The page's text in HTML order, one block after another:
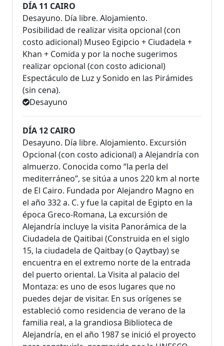
DÍA 11 CAIRO
Desayuno. Día libre. Alojamiento.
Posibilidad de realizar visita opcional (con
costo adicional) Museo Egipcio + Ciudadela +
Khan + Comida y por la noche sugerimos
realizar opcional (con costo adicional)
Espectáculo de Luz y Sonido en las Pirámides
(sin cena).
Desayuno
DÍA 12 CAIRO
Desayuno. Día libre. Alojamiento. Excursión
Opcional (con costo adicional) a Alejandría con
almuerzo. Conocida como “la perla del
mediterráneo”, se sitúa a unos 220 km al norte
de El Cairo. Fundada por Alejandro Magno en
el año 332 a. C. y fue la capital de Egipto en la
época Greco-Romana, La excursión de
Alejandría incluye la visita Panorámica de la
Ciudadela de Qaitibai (Construida en el siglo
15, la ciudadela de Qaitbay (o Qaytbay) se
encuentra en el extremo norte de la entrada
del puerto oriental. La Visita al palacio del
Montaza: es uno de esos lugares que no
puedes dejar de visitar. En sus orígenes se
estableció como residencia de verano de la
familia real, a la grandiosa Biblioteca de
Alejandría, en el año 1987 se inició el proyecto